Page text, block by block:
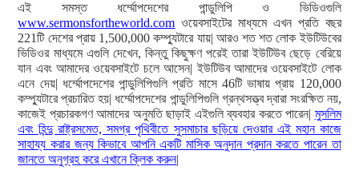
এই সমস্ত ধর্ম্মোপদেশের পান্ডুলিপি ও ভিডিওগুলি
www.sermonsfortheworld.com ওয়েবসাইটের মাধ্যমে এখন প্রতি বছর
221টি দেশের প্রায় 1,500,000 কম্প্যুটারে যায়| আরও শত শত লোক ইউটিউবের
ভিডিওর মাধ্যমে এগুলি দেখেন, কিন্তু কিছুক্ষণ পরেই তারা ইউটিউব ছেড়ে বেরিয়ে
যান এবং আমাদের ওয়েবসাইটে চলে আসেন| ইউটিউব আমাদের ওয়েবসাইটে লোক
এনে দেয়| ধর্ম্মোপদেশের পান্ডুলিপিগুলি প্রতি মাসে 46টি ভাষায় প্রায় 120,000
কম্প্যুটারে প্রচারিত হয়| ধর্ম্মোপদেশের পান্ডুলিপিগুলি গ্রন্থসত্ত্ব দ্বারা সংরক্ষিত নয়,
কাজেই প্রচারকগণ আমাদের অনুমতি ছাড়াই এইগুলি ব্যবহার করতে পারেন| মুসলিম
এবং হিন্দু রাষ্ট্রসমেত, সমগ্র পৃথিবীতে সুসমাচার ছড়িয়ে দেওয়ার এই মহান কাজে
সাহায্য করার জন্য কিভাবে আপনি একটি মাসিক অনুদান প্রদান করতে পারেন তা
জানতে অনুগ্রহ করে এখানে ক্লিক করুন|